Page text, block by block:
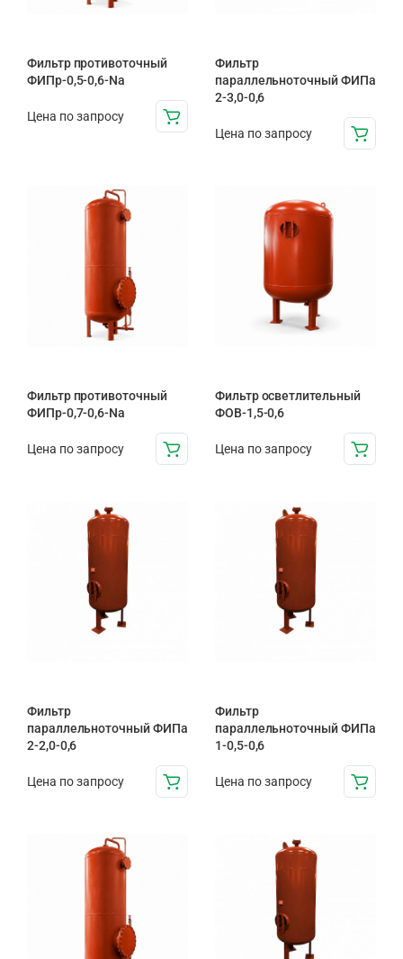
Фильтр противоточный
ФИПр-0,5-0,6-Na
Цена по запросу
Фильтр
параллельноточный ФИПа
2-3,0-0,6
Цена по запросу
Фильтр противоточный
ФИПр-0,7-0,6-Na
Цена по запросу
Фильтр осветлительный
ФОВ-1,5-0,6
Цена по запросу
Фильтр
параллельноточный ФИПа
2-2,0-0,6
Цена по запросу
Фильтр
параллельноточный ФИПа
1-0,5-0,6
Цена по запросу